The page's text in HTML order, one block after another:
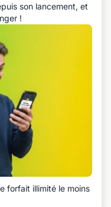
son lancement, et
!
forfait illimité le moins